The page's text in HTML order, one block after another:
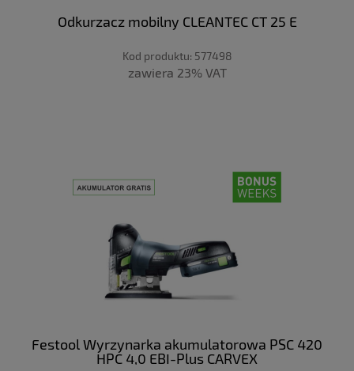
Odkurzacz mobilny CLEANTEC CT 25 E
Kod produktu: 577498
zawiera 23% VAT
Festool Wyrzynarka akumulatorowa PSC 420
HPC 4,0 EBI-Plus CARVEX